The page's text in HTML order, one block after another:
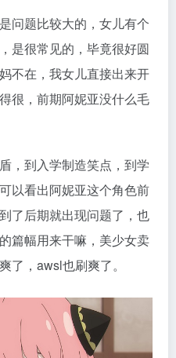
问题比较大的，女儿有个
是很常见的，毕竟很好圆
不在，我女儿直接出来开
很，前期阿妮亚没什么毛
，到入学制造笑点，到学
以看出阿妮亚这个角色前
了后期就出现问题了，也
篇幅用来干嘛，美少女卖
了，awsl也刷爽了。